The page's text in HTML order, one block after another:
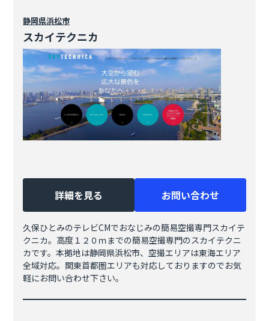
静岡県浜松市
スカイテクニカ
詳細を見る お問い合わせ
久保ひとみのテレビCMでおなじみの簡易空撮専門スカイテ
クニカ。高度１２０ｍまでの簡易空撮専門のスカイテクニ
カです。本拠地は静岡県浜松市、空撮エリアは東海エリア
全域対応。関東首都圏エリアも対応しておりますのでお気
軽にお問い合わせ下さい。